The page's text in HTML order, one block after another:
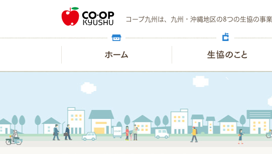
コープ九州は、九州・沖縄地区の8つの生協の事業